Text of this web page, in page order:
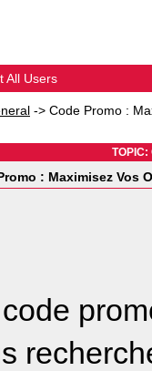
All Users
-> Code Promo :
: Maximisez Vos